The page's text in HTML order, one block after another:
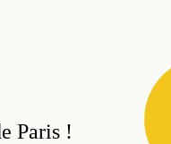
Paris !